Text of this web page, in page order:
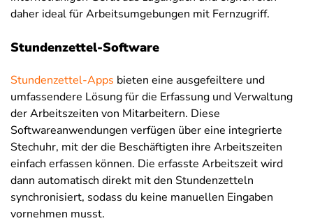
daher ideal für Arbeitsumgebungen mit Fernzugriff.
Stundenzettel-Software
Stundenzettel-Apps bieten eine ausgefeiltere und
umfassendere Lösung für die Erfassung und Verwaltung
der Arbeitszeiten von Mitarbeitern. Diese
Softwareanwendungen verfügen über eine integrierte
Stechuhr, mit der die Beschäftigten ihre Arbeitszeiten
einfach erfassen können. Die erfasste Arbeitszeit wird
dann automatisch direkt mit den Stundenzetteln
synchronisiert, sodass du keine manuellen Eingaben
vornehmen musst.